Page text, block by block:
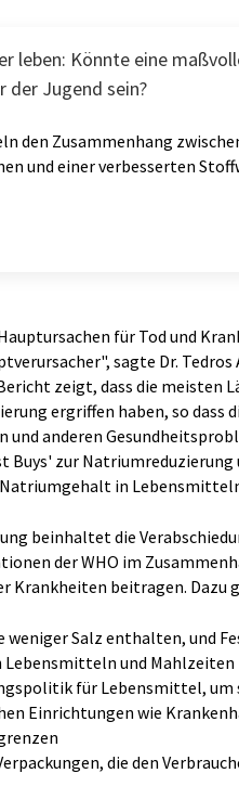
leben: Könnte eine
der Jugend sein?
den Zusammenhang
und einer verbesserten
für Tod und
sagte Dr. Tedros
zeigt, dass die meisten
ergriffen haben, so dass
anderen
Buys' zur Natriumreduzierung
in
beinhaltet die
der WHO im
beitragen. Dazu
Salz enthalten, und
und Mahlzeiten
für Lebensmittel, um
Einrichtungen wie
die den